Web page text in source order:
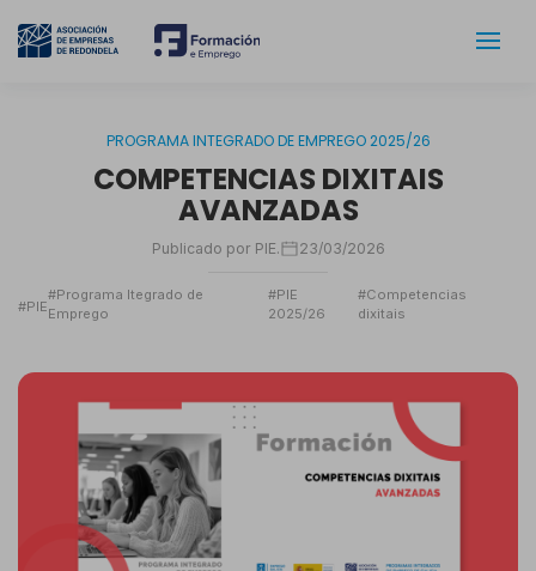
PROGRAMA INTEGRADO DE EMPREGO 2025/26
COMPETENCIAS DIXITAIS
AVANZADAS
Publicado por PIE. 23/03/2026
#PIE
#Programa Itegrado de
Emprego
#PIE
2025/26
#Competencias
dixitais